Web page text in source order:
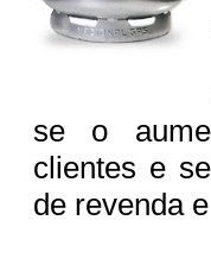
se o
clientes e
de revenda